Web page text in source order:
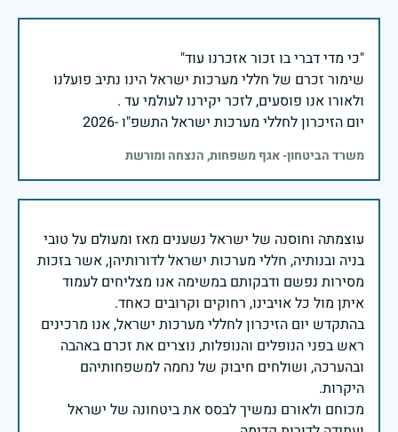
שימור זכרם של חללי מערכות ישראל הינו נתיב פועלנו
יום הזיכרון לחללי מערכות ישראל התשפ"ו -2026
משרד הביטחון- אגף משפחות, הנצחה ומורשת
עוצמתה וחוסנה של ישראל נשענים מאז ומעולם על טובי
בניה ובנותיה, חללי מערכות ישראל לדורותיהן, אשר בזכות
מסירות נפשם ודבקותם במשימה אנו מצליחים לעמוד
בהתקדש יום הזיכרון לחללי מערכות ישראל, אנו מרכינים
ראש בפני הנופלים והנופלות, נוצרים את זכרם באהבה
ובהערכה, ושולחים חיבוק של נחמה למשפחותיהם
מכוחם ולאורם נמשיך לבסס את ביטחונה של ישראל